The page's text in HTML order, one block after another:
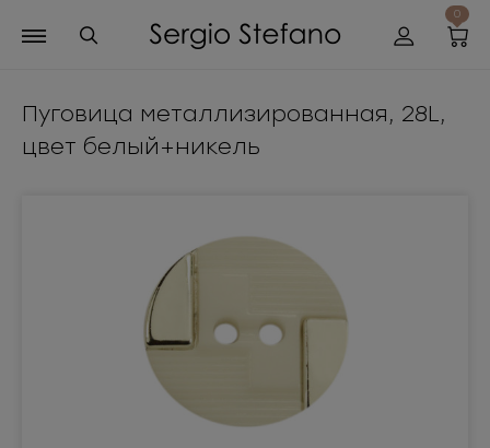
0
Пуговица металлизированная, 28L,
цвет белый+никель